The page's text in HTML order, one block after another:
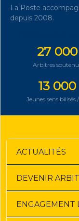
La Poste
depuis 2008.
27 000
Arbitres
13 000
Jeunes sensibilisés
ACTUALITÉS
DEVENIR
ENGAGEMENT